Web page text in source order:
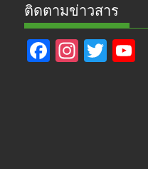
ติดตามข่าวสาร
F In T